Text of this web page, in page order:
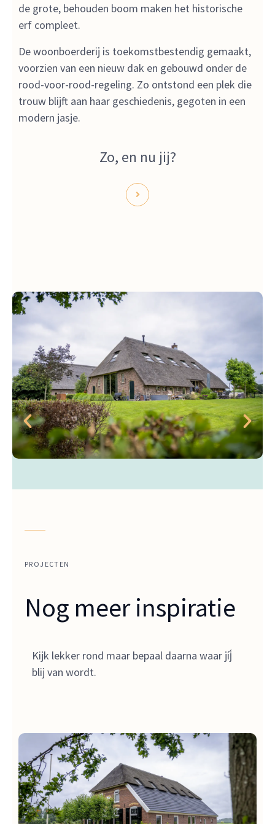
de grote, behouden boom maken het historische
erf compleet.
De woonboerderij is toekomstbestendig gemaakt,
voorzien van een nieuw dak en gebouwd onder de
rood-voor-rood-regeling. Zo ontstond een plek die
trouw blijft aan haar geschiedenis, gegoten in een
modern jasje.
Zo, en nu jij?
PROJECTEN
Nog meer inspiratie
Kijk lekker rond maar bepaal daarna waar jíj́
blij van wordt.